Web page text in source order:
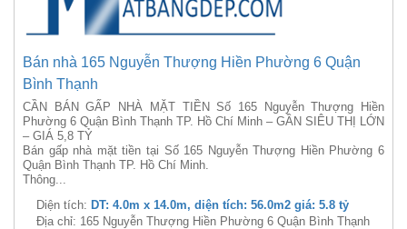
Bán nhà 165 Nguyễn Thượng Hiền Phường 6 Quận
Bình Thạnh
CẦN BÁN GẤP NHÀ MẶT TIỀN Số 165 Nguyễn Thượng Hiền
Phường 6 Quận Bình Thạnh TP. Hồ Chí Minh – GẦN SIÊU THỊ LỚN
– GIÁ 5,8 TỶ
Bán gấp nhà mặt tiền tại Số 165 Nguyễn Thượng Hiền Phường 6
Quận Bình Thạnh TP. Hồ Chí Minh.
Thông...
Diện tích: DT: 4.0m x 14.0m, diện tích: 56.0m2 giá: 5.8 tỷ
Địa chỉ: 165 Nguyễn Thượng Hiền Phường 6 Quận Bình Thạnh